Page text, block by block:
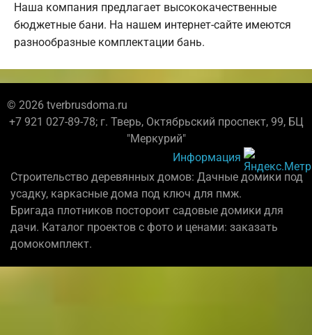
Наша компания предлагает высококачественные
бюджетные бани. На нашем интернет-сайте имеются
разнообразные комплектации бань.
© 2026 tverbrusdoma.ru
+7 921 027-89-78; г. Тверь, Октябрьский проспект, 99, БЦ
"Меркурий"
Информация
Строительство деревянных домов: Дачные домики под
усадку, каркасные дома под ключ для пмж.
Бригада плотников постороит садовые домики для
дачи. Каталог проектов с фото и ценами: заказать
домокомплект.